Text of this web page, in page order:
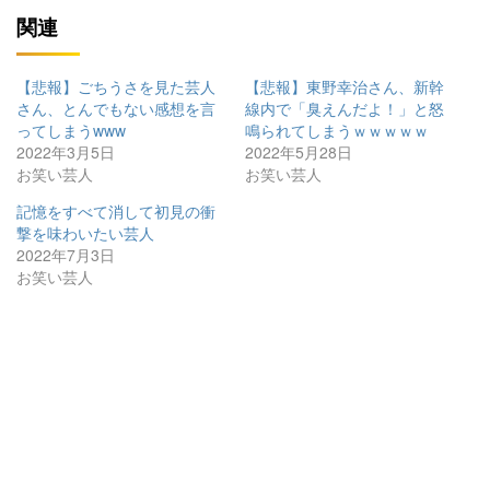
関連
【悲報】ごちうさを見た芸人
さん、とんでもない感想を言
ってしまうwww
2022年3月5日
お笑い芸人
【悲報】東野幸治さん、新幹
線内で「臭えんだよ！」と怒
鳴られてしまうｗｗｗｗｗ
2022年5月28日
お笑い芸人
記憶をすべて消して初見の衝
撃を味わいたい芸人
2022年7月3日
お笑い芸人